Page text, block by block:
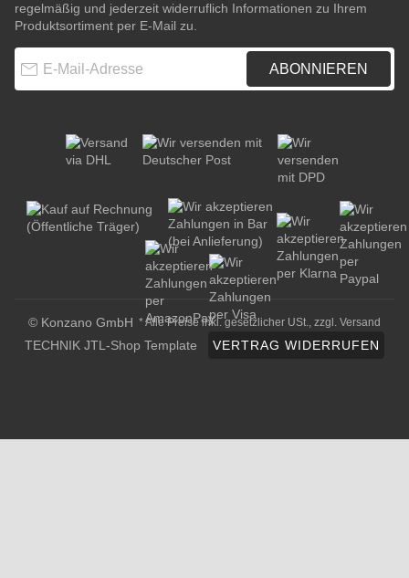
regelmäßig und jederzeit widerruflich Informationen zu Ihrem
Produktsortiment per E-Mail zu.
ABONNIEREN
© Konzano GmbH * Alle Preise inkl. gesetzlicher USt., zzgl. Versand
TECHNIK JTL-Shop Template VERTRAG WIDERRUFEN